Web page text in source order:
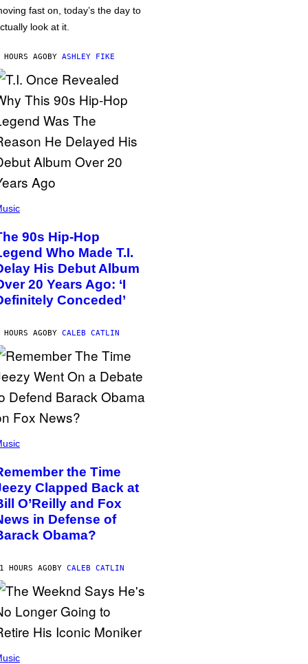
fast on, today’s the day to
look at it.
AGOBY ASHLEY FIKE
90s Hip-Hop
Who Made T.I.
His Debut Album
20 Years Ago: ‘I
Conceded’
AGOBY CALEB CATLIN
the Time
Clapped Back at
O’Reilly and Fox
in Defense of
Obama?
HOURS AGOBY CALEB CATLIN